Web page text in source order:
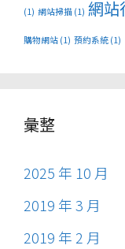
(1) 網站掃描 (1) 網站
購物網站 (1) 預約系統 (1)
彙整
2025 年 10 月
2019 年 3 月
2019 年 2 月